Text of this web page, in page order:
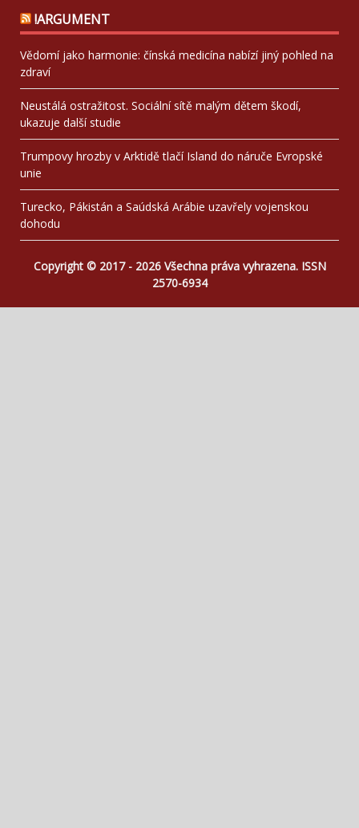
!ARGUMENT
Vědomí jako harmonie: čínská medicína nabízí jiný pohled na
zdraví
Neustálá ostražitost. Sociální sítě malým dětem škodí,
ukazuje další studie
Trumpovy hrozby v Arktidě tlačí Island do náruče Evropské
unie
Turecko, Pákistán a Saúdská Arábie uzavřely vojenskou
dohodu
Copyright © 2017 - 2026 Všechna práva vyhrazena. ISSN
2570-6934